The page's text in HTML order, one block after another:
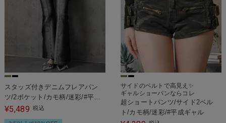
スタッズ付きデニムフレアパン
ツ/2ポケット/カモ柄/迷彩/#平成
ギャル
¥5,489 税込
サイドのベルトで高見え✨
ギャルショーパンならコレ
超ショートパンツ/サイド2ベル
ト/カモ柄/迷彩/#平成ギャル